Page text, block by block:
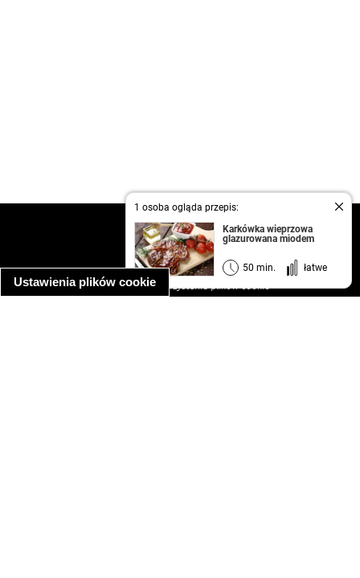
Ustawienia plików cookie
1 osoba ogląda przepis:
Karkówka wieprzowa
glazurowana miodem
50 min. łatwe
kontakt
regulamin
informacja o prywatności
informacja o wykorzystaniu plików cookie